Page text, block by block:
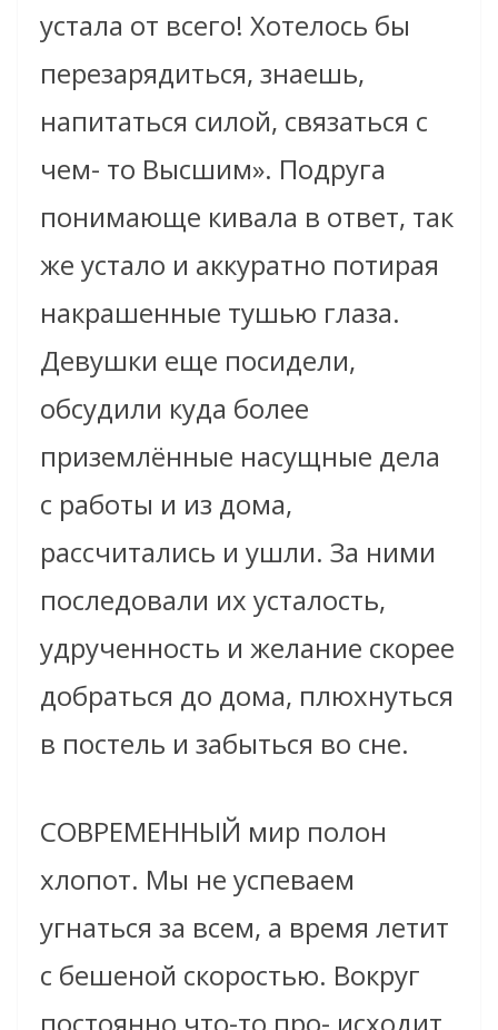
устала от всего! Хотелось бы
перезарядиться, знаешь,
напитаться силой, связаться с
чем- то Высшим». Подруга
понимающе кивала в ответ, так
же устало и аккуратно потирая
накрашенные тушью глаза.
Девушки еще посидели,
обсудили куда более
приземлённые насущные дела
с работы и из дома,
рассчитались и ушли. За ними
последовали их усталость,
удрученность и желание скорее
добраться до дома, плюхнуться
в постель и забыться во сне.
СОВРЕМЕННЫЙ мир полон
хлопот. Мы не успеваем
угнаться за всем, а время летит
с бешеной скоростью. Вокруг